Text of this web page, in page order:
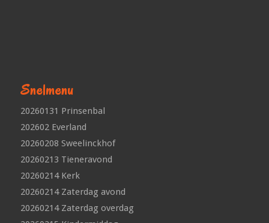
Snelmenu
20260131 Prinsenbal
202602 Everland
20260208 Sweelinckhof
20260213 Tieneravond
20260214 Kerk
20260214 Zaterdag avond
20260214 Zaterdag overdag